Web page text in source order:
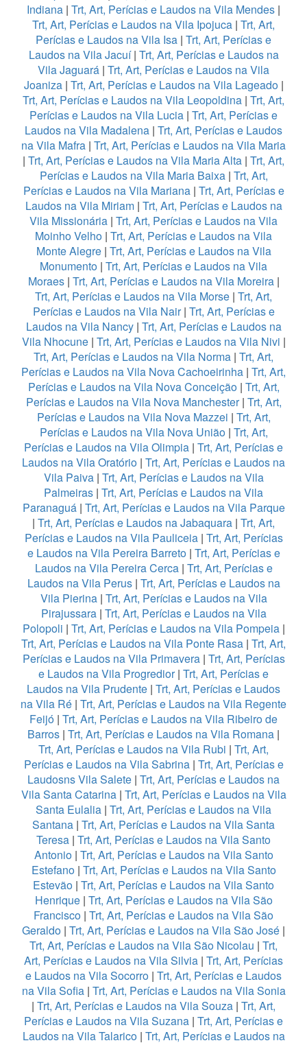
Indiana | Trt, Art, Perícias e Laudos na Vila Mendes |
Trt, Art, Perícias e Laudos na Vila Ipojuca | Trt, Art,
Perícias e Laudos na Vila Isa | Trt, Art, Perícias e
Laudos na Vila Jacuí| Trt, Art, Perícias e Laudos na
Vila Jaguará | Trt, Art, Perícias e Laudos na Vila
Joaniza| Trt, Art, Perícias e Laudos na Vila Lageado|
Trt, Art, Perícias e Laudos na Vila Leopoldina | Trt, Art,
Perícias e Laudos na Vila Lucia | Trt, Art, Perícias e
Laudos na Vila Madalena | Trt, Art, Perícias e Laudos
na Vila Mafra | Trt, Art, Perícias e Laudos na Vila Maria
| Trt, Art, Perícias e Laudos na Vila Maria Alta | Trt, Art,
Perícias e Laudos na Vila Maria Baixa| Trt, Art,
Perícias e Laudos na Vila Mariana| Trt, Art, Perícias e
Laudos na Vila Miriam| Trt, Art, Perícias e Laudos na
Vila Missionária | Trt, Art, Perícias e Laudos na Vila
Moinho Velho | Trt, Art, Perícias e Laudos na Vila
Monte Alegre| Trt, Art, Perícias e Laudos na Vila
Monumento | Trt, Art, Perícias e Laudos na Vila
Moraes| Trt, Art, Perícias e Laudos na Vila Moreira|
Trt, Art, Perícias e Laudos na Vila Morse | Trt, Art,
Perícias e Laudos na Vila Nair| Trt, Art, Perícias e
Laudos na Vila Nancy| Trt, Art, Perícias e Laudos na
Vila Nhocune| Trt, Art, Perícias e Laudos na Vila Nivi |
Trt, Art, Perícias e Laudos na Vila Norma | Trt, Art,
Perícias e Laudos na Vila Nova Cachoeirinha | Trt, Art,
Perícias e Laudos na Vila Nova Conceição| Trt, Art,
Perícias e Laudos na Vila Nova Manchester| Trt, Art,
Perícias e Laudos na Vila Nova Mazzei | Trt, Art,
Perícias e Laudos na Vila Nova União| Trt, Art,
Perícias e Laudos na Vila Olimpia | Trt, Art, Perícias e
Laudos na Vila Oratório | Trt, Art, Perícias e Laudos na
Vila Paiva| Trt, Art, Perícias e Laudos na Vila
Palmeiras | Trt, Art, Perícias e Laudos na Vila
Paranaguá| Trt, Art, Perícias e Laudos na Vila Parque
| Trt, Art, Perícias e Laudos na Jabaquara | Trt, Art,
Perícias e Laudos na Vila Pauliceia| Trt, Art, Perícias
e Laudos na Vila Pereira Barreto| Trt, Art, Perícias e
Laudos na Vila Pereira Cerca| Trt, Art, Perícias e
Laudos na Vila Perus| Trt, Art, Perícias e Laudos na
Vila Pierina| Trt, Art, Perícias e Laudos na Vila
Pirajussara| Trt, Art, Perícias e Laudos na Vila
Polopoli | Trt, Art, Perícias e Laudos na Vila Pompeia|
Trt, Art, Perícias e Laudos na Vila Ponte Rasa | Trt, Art,
Perícias e Laudos na Vila Primavera| Trt, Art, Perícias
e Laudos na Vila Progredior| Trt, Art, Perícias e
Laudos na Vila Prudente | Trt, Art, Perícias e Laudos
na Vila Ré | Trt, Art, Perícias e Laudos na Vila Regente
Feijó | Trt, Art, Perícias e Laudos na Vila Ribeiro de
Barros | Trt, Art, Perícias e Laudos na Vila Romana |
Trt, Art, Perícias e Laudos na Vila Rubi | Trt, Art,
Perícias e Laudos na Vila Sabrina| Trt, Art, Perícias e
Laudosns Vila Salete | Trt, Art, Perícias e Laudos na
Vila Santa Catarina| Trt, Art, Perícias e Laudos na Vila
Santa Eulalia | Trt, Art, Perícias e Laudos na Vila
Santana | Trt, Art, Perícias e Laudos na Vila Santa
Teresa | Trt, Art, Perícias e Laudos na Vila Santo
Antonio| Trt, Art, Perícias e Laudos na Vila Santo
Estefano| Trt, Art, Perícias e Laudos na Vila Santo
Estevão | Trt, Art, Perícias e Laudos na Vila Santo
Henrique| Trt, Art, Perícias e Laudos na Vila São
Francisco | Trt, Art, Perícias e Laudos na Vila São
Geraldo | Trt, Art, Perícias e Laudos na Vila São José |
Trt, Art, Perícias e Laudos na Vila São Nicolau | Trt,
Art, Perícias e Laudos na Vila Silvia | Trt, Art, Perícias
e Laudos na Vila Socorro | Trt, Art, Perícias e Laudos
na Vila Sofia| Trt, Art, Perícias e Laudos na Vila Sonia
| Trt, Art, Perícias e Laudos na Vila Souza | Trt, Art,
Perícias e Laudos na Vila Suzana | Trt, Art, Perícias e
Laudos na Vila Talarico| Trt, Art, Perícias e Laudos na